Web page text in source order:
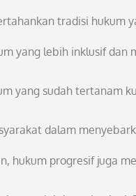
tradisi hukum
yang lebih inklusif
yang sudah tertanam
dalam
hukum progresif juga